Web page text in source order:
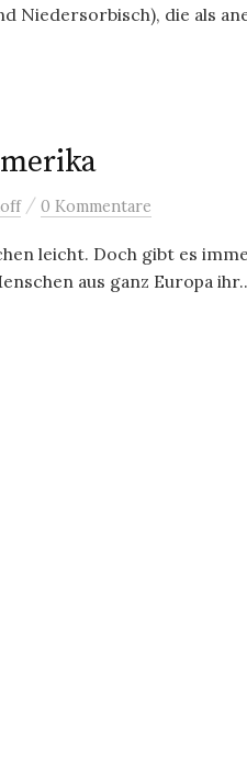
Niedersorbisch), die als
/ 0 Kommentare
leicht. Doch gibt es
aus ganz Europa